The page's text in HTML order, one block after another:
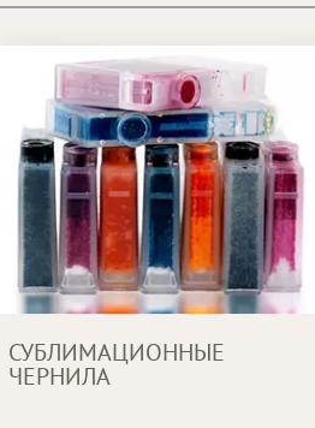
СУБЛИМАЦИОННЫЕ
ЧЕРНИЛА